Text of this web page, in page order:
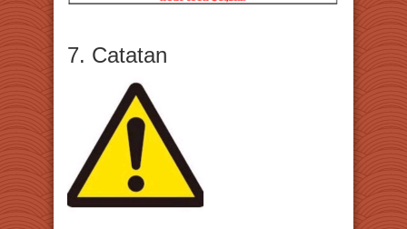
7. Catatan